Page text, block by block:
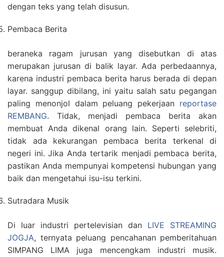
dengan teks yang telah disusun.
Pembaca Berita
beraneka ragam jurusan yang disebutkan di atas
merupakan jurusan di balik layar. Ada perbedaannya,
karena industri pembaca berita harus berada di depan
layar. sanggup dibilang, ini yaitu salah satu pegangan
paling menonjol dalam peluang pekerjaan reportase
REMBANG. Tidak, menjadi pembaca berita akan
membuat Anda dikenal orang lain. Seperti selebriti,
tidak ada kekurangan pembaca berita terkenal di
negeri ini. Jika Anda tertarik menjadi pembaca berita,
pastikan Anda mempunyai kompetensi hubungan yang
baik dan mengetahui isu-isu terkini.
Sutradara Musik
Di luar industri pertelevisian dan LIVE STREAMING
JOGJA, ternyata peluang pencahanan pemberitahuan
SIMPANG LIMA juga mencengkam industri musik.